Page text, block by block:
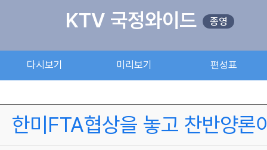
KTV 국정와이드 종영
다시보기 미리보기 편성표
한미FTA협상을 놓고 찬반양론